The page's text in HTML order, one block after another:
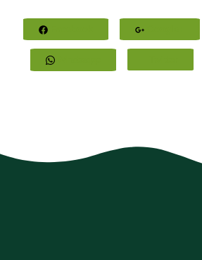
Facebook Google+
Whatsapp